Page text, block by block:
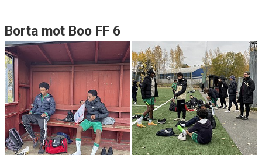
Borta mot Boo FF 6